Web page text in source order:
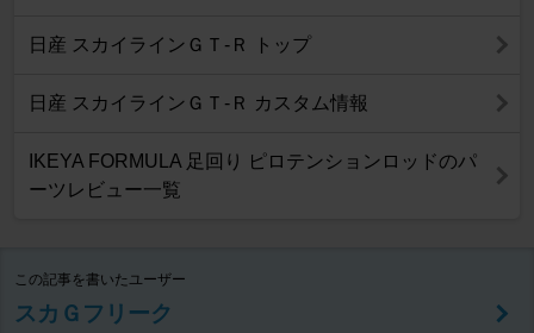
日産 スカイラインＧＴ‐Ｒ トップ
日産 スカイラインＧＴ‐Ｒ カスタム情報
IKEYA FORMULA 足回り ピロテンションロッドのパ
ーツレビュー一覧
この記事を書いたユーザー
スカＧフリーク